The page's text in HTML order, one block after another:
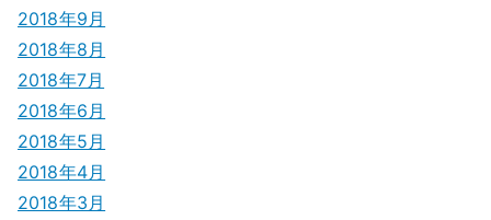
2018年9月
2018年8月
2018年7月
2018年6月
2018年5月
2018年4月
2018年3月